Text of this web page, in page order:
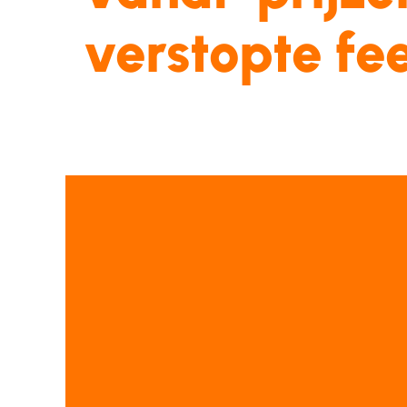
verstopte